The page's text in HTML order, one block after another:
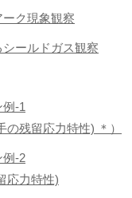
ク現象観察
ールドガス観察
-1
残留応力特性) ＊）
例-2
応力特性)